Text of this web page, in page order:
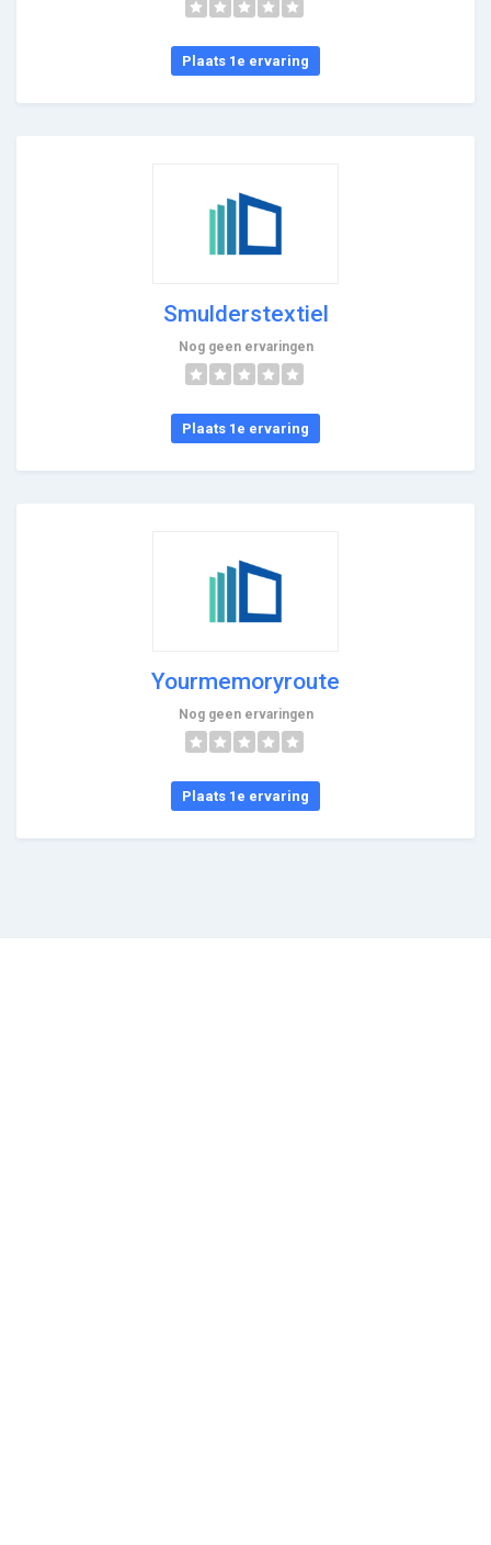
Plaats 1e ervaring
Smulderstextiel
Nog geen ervaringen
Plaats 1e ervaring
Yourmemoryroute
Nog geen ervaringen
Plaats 1e ervaring